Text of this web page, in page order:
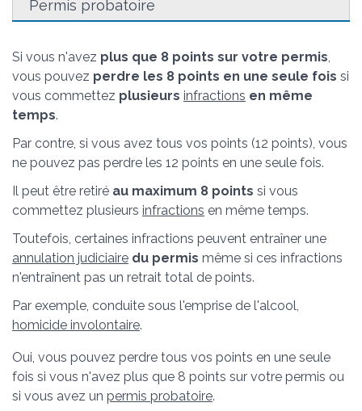
Permis probatoire
Si vous n'avez plus que 8 points sur votre permis
vous pouvez perdre les 8 points en une seule fois si
vous commettez plusieurs infractions en même
temps.
Par contre, si vous avez tous vos points (12 points), vous
ne pouvez pas perdre les 12 points en une seule fois.
Il peut être retiré au maximum 8 points si vous
commettez plusieurs infractions en même temps.
Toutefois, certaines infractions peuvent entraîner une
annulation judiciaire du permis même si ces infractions
n'entraînent pas un retrait total de points.
Par exemple, conduite sous l'emprise de l'alcool,
homicide involontaire.
Oui, vous pouvez perdre tous vos points en une seule
fois si vous n'avez plus que 8 points sur votre permis ou
si vous avez un permis probatoire.